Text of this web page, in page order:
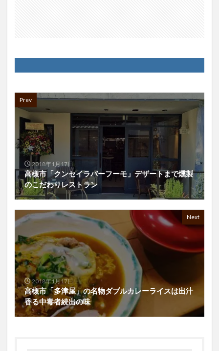
Prev
2018年1月17日
高槻市「クンセイラバーフーモ」デザートまで燻製
のこだわりレストラン
Next
2018年1月17日
高槻市「多津屋」の名物ダブルカレーライスは出汁
香る中毒者続出の味